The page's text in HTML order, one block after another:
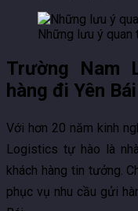
Những lưu ý quan
Trường Nam
hàng đi Yên
Với hơn 20 năm kinh
Logistics tự hào là
khách hàng tin tưởng.
phục vụ nhu cầu gửi